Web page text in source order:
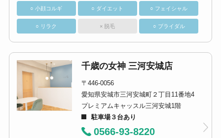
○ 小顔コルギ ○ ダイエット ○ フェイシャル
○ リラク × 脱毛 ○ ブライダル
千歳の女神 三河安城店
〒446-0056
愛知県安城市三河安城町２丁目11番地4
プレミアムキャッスル三河安城1階
駐車場３台あり
0566-93-8220